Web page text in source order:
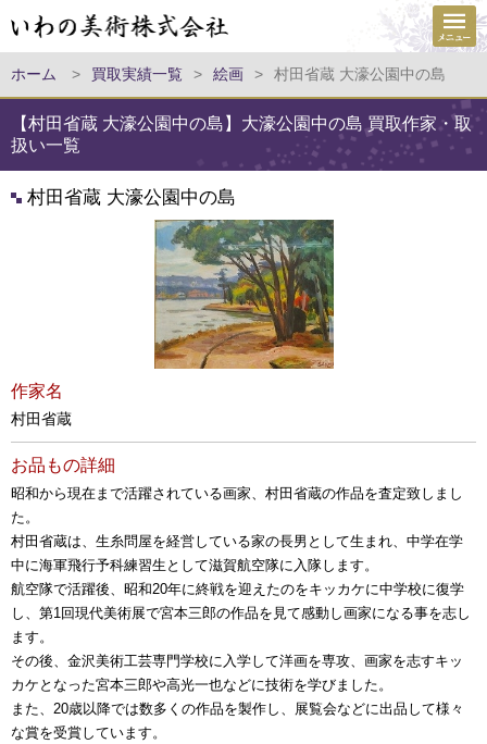
ホーム > 買取実績一覧 > 絵画 > 村田省蔵 大濠公園中の島
【村田省蔵 大濠公園中の島】大濠公園中の島 買取作家・取
扱い一覧
村田省蔵 大濠公園中の島
作家名
村田省蔵
お品もの詳細
昭和から現在まで活躍されている画家、村田省蔵の作品を査定致しまし
た。
村田省蔵は、生糸問屋を経営している家の長男として生まれ、中学在学
中に海軍飛行予科練習生として滋賀航空隊に入隊します。
航空隊で活躍後、昭和20年に終戦を迎えたのをキッカケに中学校に復学
し、第1回現代美術展で宮本三郎の作品を見て感動し画家になる事を志し
ます。
その後、金沢美術工芸専門学校に入学して洋画を専攻、画家を志すキッ
カケとなった宮本三郎や高光一也などに技術を学びました。
また、20歳以降では数多くの作品を製作し、展覧会などに出品して様々
な賞を受賞しています。